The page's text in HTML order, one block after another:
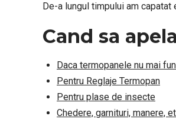
De-a lungul timpului am
Cand sa
Daca termopanele nu mai
Pentru Reglaje Termopan
Pentru plase de insecte
Chedere, garnituri, manere,